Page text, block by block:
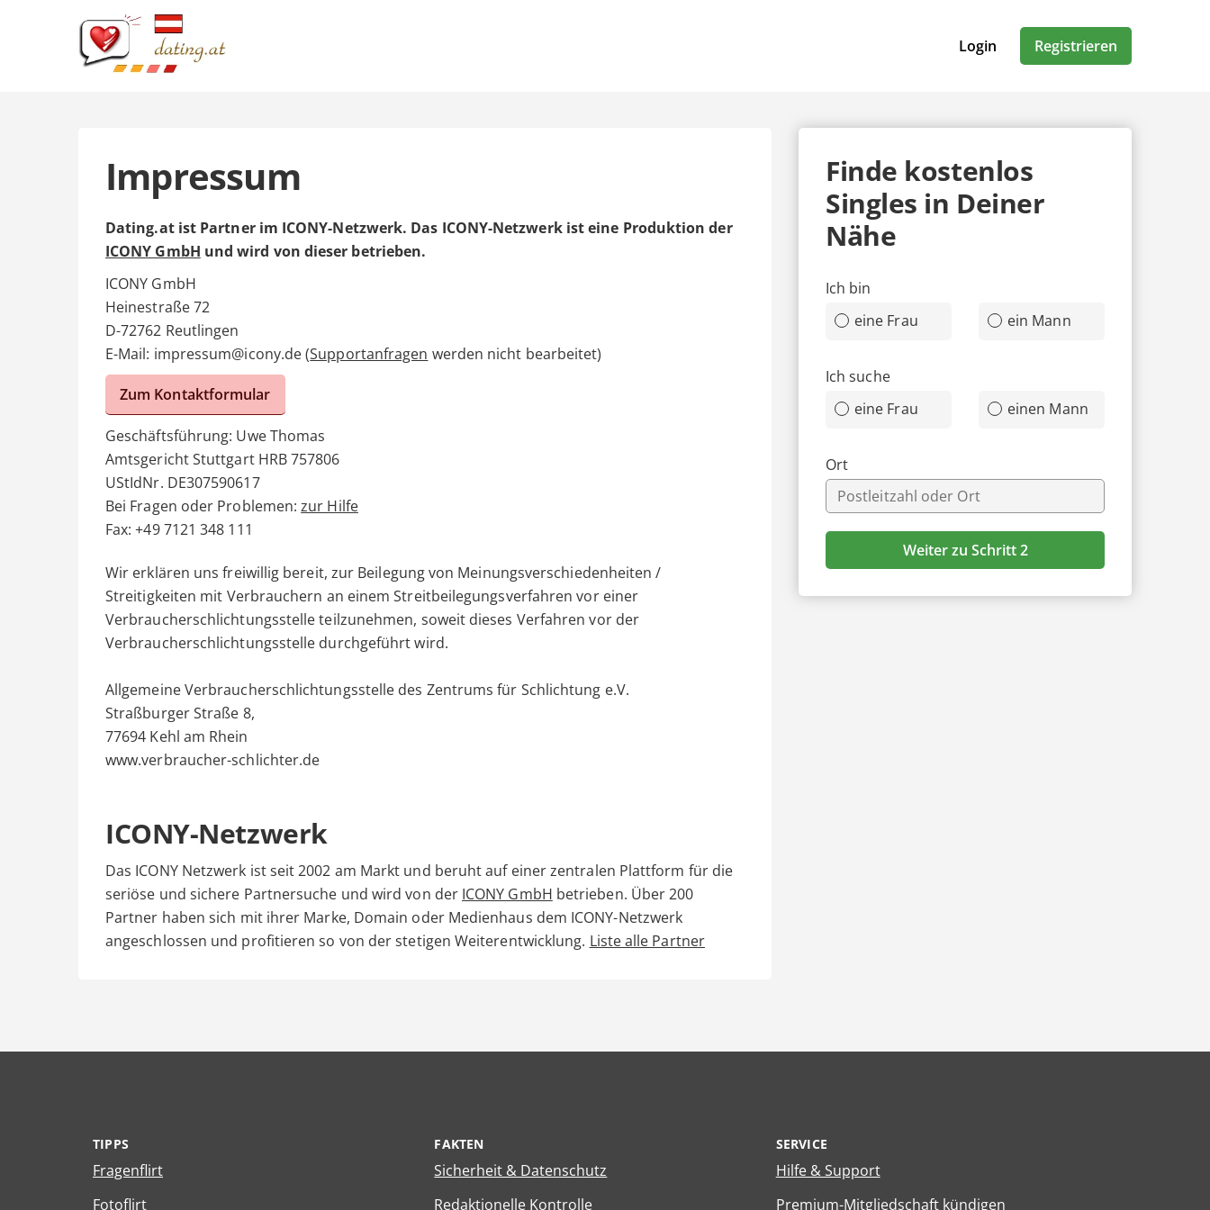
Login Registrieren
Impressum
Dating.at ist Partner im ICONY-Netzwerk. Das ICONY-Netzwerk ist eine Produktion der
ICONY GmbH und wird von dieser betrieben.
ICONY GmbH
Heinestraße 72
D-72762 Reutlingen
E-Mail: impressum@icony.de (Supportanfragen werden nicht bearbeitet)
Zum Kontaktformular
Geschäftsführung: Uwe Thomas
Amtsgericht Stuttgart HRB 757806
UStIdNr. DE307590617
Bei Fragen oder Problemen:zur Hilfe
Fax: +49 7121 348 111
Wir erklären uns freiwillig bereit, zur Beilegung von Meinungsverschiedenheiten /
Streitigkeiten mit Verbrauchern an einem Streitbeilegungsverfahren vor einer
Verbraucherschlichtungsstelle teilzunehmen, soweit dieses Verfahren vor der
Verbraucherschlichtungsstelle durchgeführt wird.
Allgemeine Verbraucherschlichtungsstelle des Zentrums für Schlichtung e.V.
Straßburger Straße 8,
77694 Kehl am Rhein
www.verbraucher-schlichter.de
ICONY-Netzwerk
Das ICONY Netzwerk ist seit 2002 am Markt und beruht auf einer zentralen Plattform für die
seriöse und sichere Partnersuche und wird von der ICONY GmbH betrieben. Über 200
Partner haben sich mit ihrer Marke, Domain oder Medienhaus dem ICONY-Netzwerk
angeschlossen und profitieren so von der stetigen Weiterentwicklung. Liste alle Partner
Finde kostenlos
Singles in Deiner
Nähe
Ich bin
eine Frau
ein Mann
Ich suche
eine Frau
einen Mann
Ort
Weiter zu Schritt 2
TIPPS
Fragenflirt
Fotoflirt
FAKTEN
Sicherheit & Datenschutz
Redaktionelle Kontrolle
SERVICE
Hilfe & Support
Premium-Mitgliedschaft kündigen